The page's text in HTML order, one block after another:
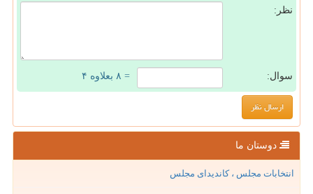
نظر:
سوال: = ۸ بعلاوه ۴
دوستان ما
انتخابات مجلس ، کاندیدای مجلس